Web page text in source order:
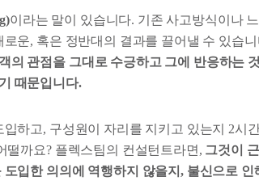
이라는 말이 있습니다. 기존 사고방식이나
운, 혹은 정반대의 결과를 끌어낼 수 있습
의 관점을 그대로 수긍하고 그에 반응하는
때문입니다.
하고, 구성원이 자리를 지키고 있는지 2시
떨까요? 플렉스팀의 컨설턴트라면, 그것이
입한 의의에 역행하지 않을지, 불신으로 인